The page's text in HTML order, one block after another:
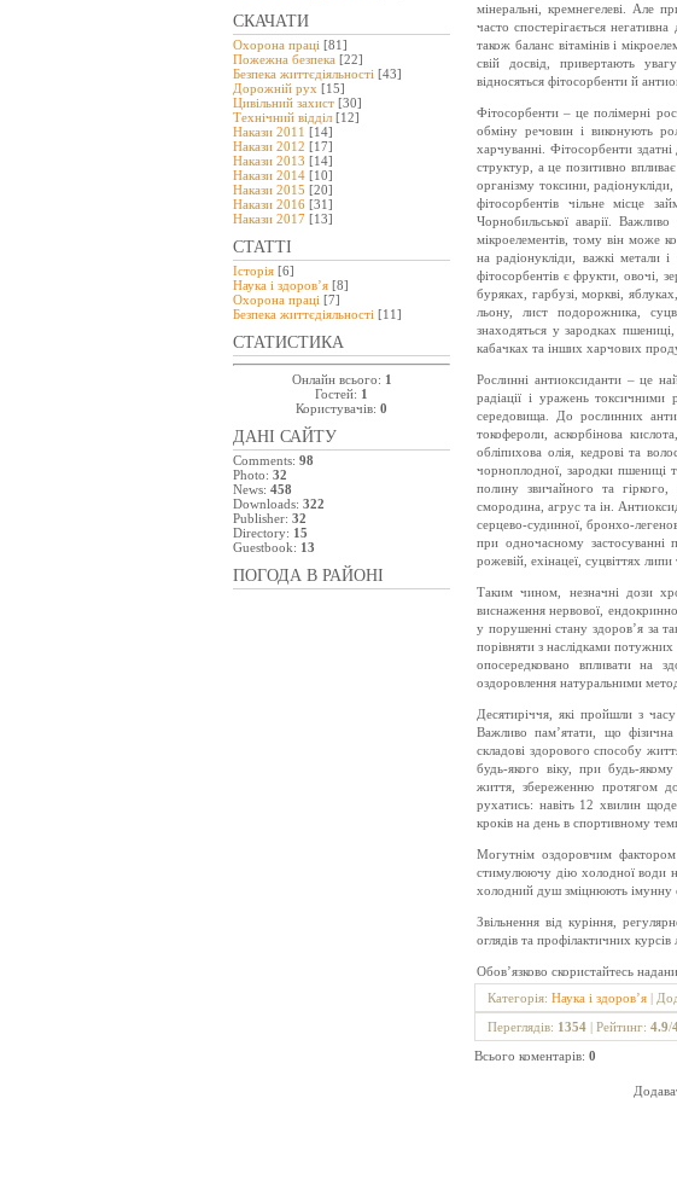
СКАЧАТИ
Охорона праці [81]
Пожежна безпека [22]
Безпека життєдіяльності [43]
Дорожній рух [15]
Цивільний захист [30]
Технічний відділ [12]
Накази 2011 [14]
Накази 2012 [17]
Накази 2013 [14]
Накази 2014 [10]
Накази 2015 [20]
Накази 2016 [31]
Накази 2017 [13]
СТАТТІ
Історія [6]
Наука і здоров’я [8]
Охорона праці [7]
Безпeка життєдіяльності [11]
СТАТИСТИКА
Онлайн всього: 1
Гостей: 1
Користувачів: 0
ДАНІ САЙТУ
Comments: 98
Photo: 32
News: 458
Downloads: 322
Publisher: 32
Directory: 15
Guestbook: 13
ПОГОДА В РАЙОНІ
мінеральні, кремнегелеві. Але
часто спостерігається
також баланс вітамінів і
свій досвід, привертають
відносяться фітосорбенти й
Фітосорбенти – це полімерні
обміну речовин і виконують
харчуванні. Фітосорбенти
структур, а це позитивно
організму токсини,
фітосорбентів чільне місце
Чорнобильської аварії.
мікроелементів, тому він може
на радіонукліди, важкі метали
фітосорбентів є фрукти, овочі,
буряках, гарбузі, моркві,
льону, лист подорожника,
знаходяться у зародках
кабачках та інших харчових
Рослинні антиоксиданти – це
радіації і уражень токсичними
середовища. До рослинних
токофероли, аскорбінова
обліпихова олія, кедрові та
чорноплодної, зародки пшениці
полину звичайного та
смородина, агрус та ін.
серцево-судинної, бронхо-
при одночасному застосуванні
рожевій, ехінацеї, суцвіттях липи
Таким чином, незначні дози
виснаження нервової,
у порушенні стану здоров’я за
порівняти з наслідками
опосередковано впливати на
оздоровлення натуральними
Десятиріччя, які пройшли з
Важливо пам’ятати, що фізична
складові здорового способу
будь-якого віку, при будь-
життя, збереженню протягом
рухатись: навіть 12 хвилин
кроків на день в спортивному
Могутнім оздоровчим
стимулюючу дію холодної води
холодний душ зміцнюють імунну
Звільнення від куріння,
оглядів та профілактичних
Обов’язково скористайтесь
Категорія: Наука і здоров’я |
Переглядів: 1354 | Рейтинг: 4.9/
Всього коментарів: 0